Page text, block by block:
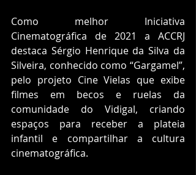
Como melhor Iniciativa
Cinematográfica de 2021 a ACCRJ
destaca Sérgio Henrique da Silva da
Silveira, conhecido como “Gargamel”,
pelo projeto Cine Vielas que exibe
filmes em becos e ruelas da
comunidade do Vidigal, criando
espaços para receber a plateia
infantil e compartilhar a cultura
cinematográfica.